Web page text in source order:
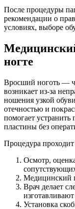
После процедуры
рекомендации о
условиях, выборе
ногте
Вросший ноготь —
возникает из-за
ношения узкой
отечностью и
помогает устранить
пластины без
Процедура проходит
Осмотр,
Медицинский
Врач делает
Установка